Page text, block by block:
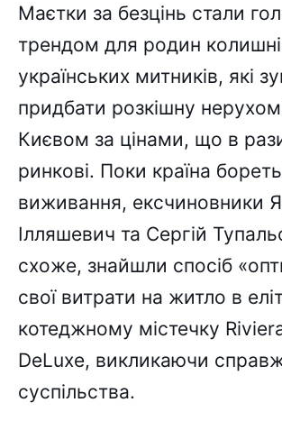
Маєтки за безцінь стали
трендом для родин
українських митників, які
придбати розкішну
Києвом за цінами, що в
ринкові. Поки країна
виживання, ексчиновники
Ілляшевич та Сергій
схоже, знайшли спосіб
свої витрати на житло в
котеджному містечку
DeLuxe, викликаючи
суспільства.